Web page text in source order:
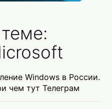
Windows в России.
чем тут Телеграм